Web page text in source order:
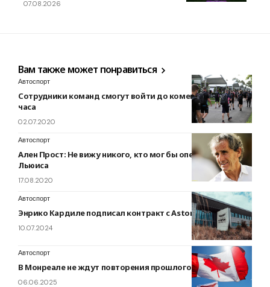
07.08.2026
Вам также может понравиться
Автоспорт
Сотрудники команд смогут войти до комендантского
часа
02.07.2020
Автоспорт
Ален Прост: Не вижу никого, кто мог бы опередить
Льюиса
17.08.2020
Автоспорт
Энрико Кардиле подписал контракт с Aston Martin
10.07.2024
Автоспорт
В Монреале не ждут повторения прошлогодних проблем
06.06.2025